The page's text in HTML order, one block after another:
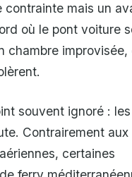
contrainte mais un
où le pont voiture
chambre improvisée,
souvent ignoré :
Contrairement aux
certaines